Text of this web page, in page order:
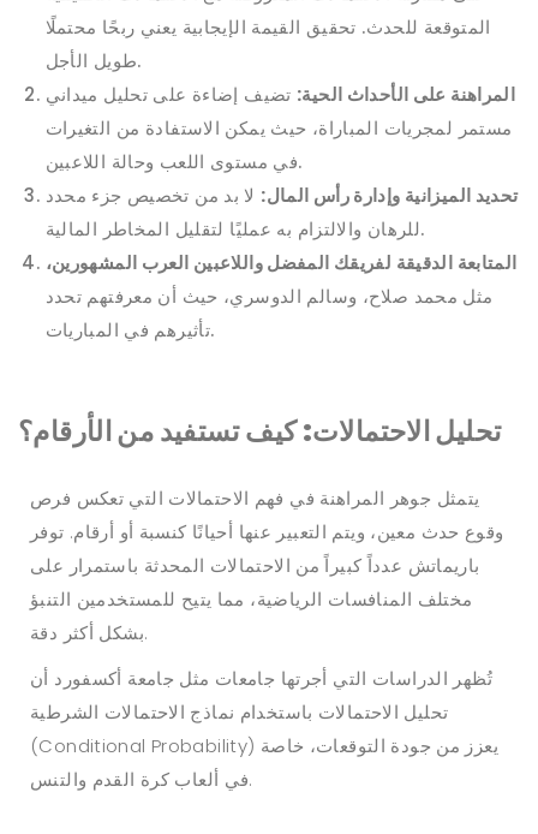
المتوقعة للحدث. تحقيق القيمة الإيجابية يعني ربحًا محتملًا
طويل الأجل.
المراهنة على الأحداث الحية: تضيف إضاءة على تحليل ميداني
مستمر لمجريات المباراة، حيث يمكن الاستفادة من التغيرات
في مستوى اللعب وحالة اللاعبين.
تحديد الميزانية وإدارة رأس المال: لا بد من تخصيص جزء محدد
للرهان والالتزام به عمليًا لتقليل المخاطر المالية.
المتابعة الدقيقة لفريقك المفضل واللاعبين العرب المشهورين،
مثل محمد صلاح، وسالم الدوسري، حيث أن معرفتهم تحدد
تأثيرهم في المباريات.
تحليل الاحتمالات: كيف تستفيد من الأرقام؟
يتمثل جوهر المراهنة في فهم الاحتمالات التي تعكس فرص
وقوع حدث معين، ويتم التعبير عنها أحيانًا كنسبة أو أرقام. توفر
باريماتش عدداً كبيراً من الاحتمالات المحدثة باستمرار على
مختلف المنافسات الرياضية، مما يتيح للمستخدمين التنبؤ
بشكل أكثر دقة.
تُظهر الدراسات التي أجرتها جامعات مثل جامعة أكسفورد أن
تحليل الاحتمالات باستخدام نماذج الاحتمالات الشرطية
(Conditional Probability) يعزز من جودة التوقعات، خاصة
في ألعاب كرة القدم والتنس.